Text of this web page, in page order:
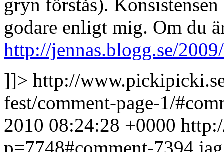
gryn förstås).
godare enligt mig. Om du
http://jennas.blogg.se/
]]> http://
fest/comment-page-1/
2010 08:24:28 +0000
p=7748#comment-7394